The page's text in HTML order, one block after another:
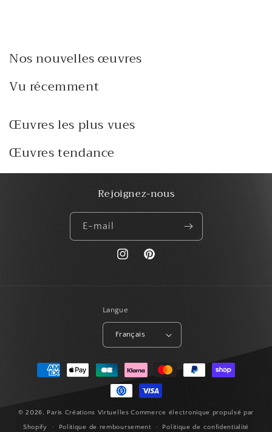
Nos nouvelles œuvres
Vu récemment
Œuvres les plus vues
Œuvres tendance
Rejoignez-nous
E-mail
https://www.instagram.com/
Pinterest
Langue
Français
Moyens
paiement
© 2026, Paris Créations Virtuelles Commerce électronique propulsé par
Shopify
Politique de remboursement Politique de confidentialité